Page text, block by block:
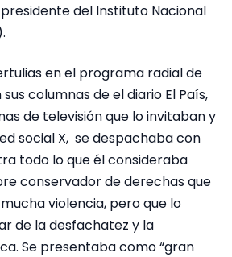
del Instituto Nacional
en el programa radial de
columnas de el diario El País,
de televisión que lo invitaban y
social X, se despachaba con
todo lo que él consideraba
conservador de derechas que
violencia, pero que lo
de la desfachatez y la
Se presentaba como “gran